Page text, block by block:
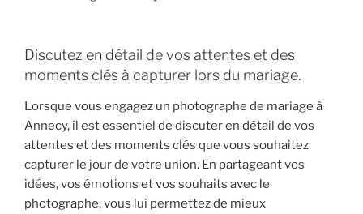
Discutez en détail de vos attentes et des
moments clés à capturer lors du mariage.
Lorsque vous engagez un photographe de mariage à
Annecy, il est essentiel de discuter en détail de vos
attentes et des moments clés que vous souhaitez
capturer le jour de votre union. En partageant vos
idées, vos émotions et vos souhaits avec le
photographe, vous lui permettez de mieux